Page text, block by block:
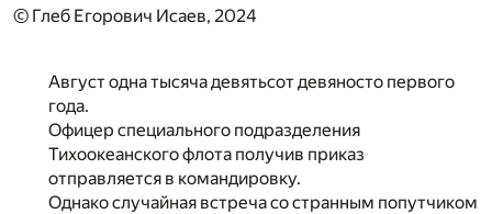
© Глеб Егорович Исаев, 2024
Август одна тысяча девятьсот девяносто первого
года.
Офицер специального подразделения
Тихоокеанского флота получив приказ
отправляется в командировку.
Однако случайная встреча со странным попутчиком